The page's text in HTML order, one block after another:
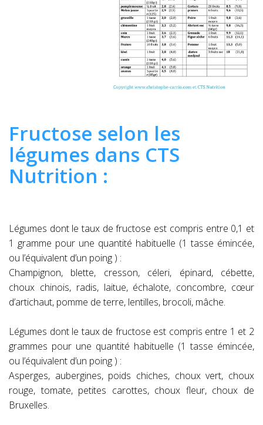
Fructose selon les
légumes dans CTS
Nutrition :
Légumes dont le taux de fructose est compris entre 0,1 et
1 gramme pour une quantité habituelle (1 tasse émincée,
ou l’équivalent d’un poing ) :
Champignon, blette, cresson, céleri, épinard, cébette,
choux chinois, radis, laitue, échalote, concombre, cœur
d’artichaut, pomme de terre, lentilles, brocoli, mâche.
Légumes dont le taux de fructose est compris entre 1 et 2
grammes pour une quantité habituelle (1 tasse émincée,
ou l’équivalent d’un poing ) :
Asperges, aubergines, poids chiches, choux vert, choux
rouge, tomate, petites carottes, choux fleur, choux de
Bruxelles.